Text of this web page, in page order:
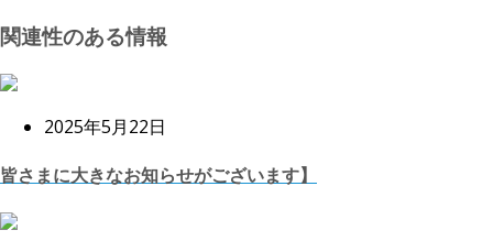
関連性のある情報
2025年5月22日
皆さまに大きなお知らせがございます】